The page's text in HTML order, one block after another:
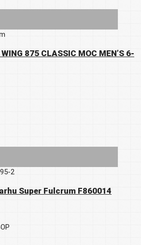
875 CLASSIC MOC MEN’S 6-
2
Super Fulcrum F860014